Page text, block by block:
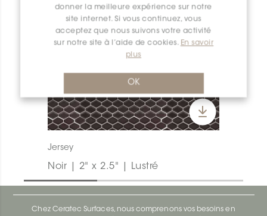
donner la meilleure expérience sur notre
site internet. Si vous continuez, vous
acceptez que nous suivons votre activité
sur notre site à l’aide de cookies. En savoir
plus
OK
Jersey
Noir | 2" x 2.5" | Lustré
Chez Ceratec Surfaces, nous comprenons vos besoins en